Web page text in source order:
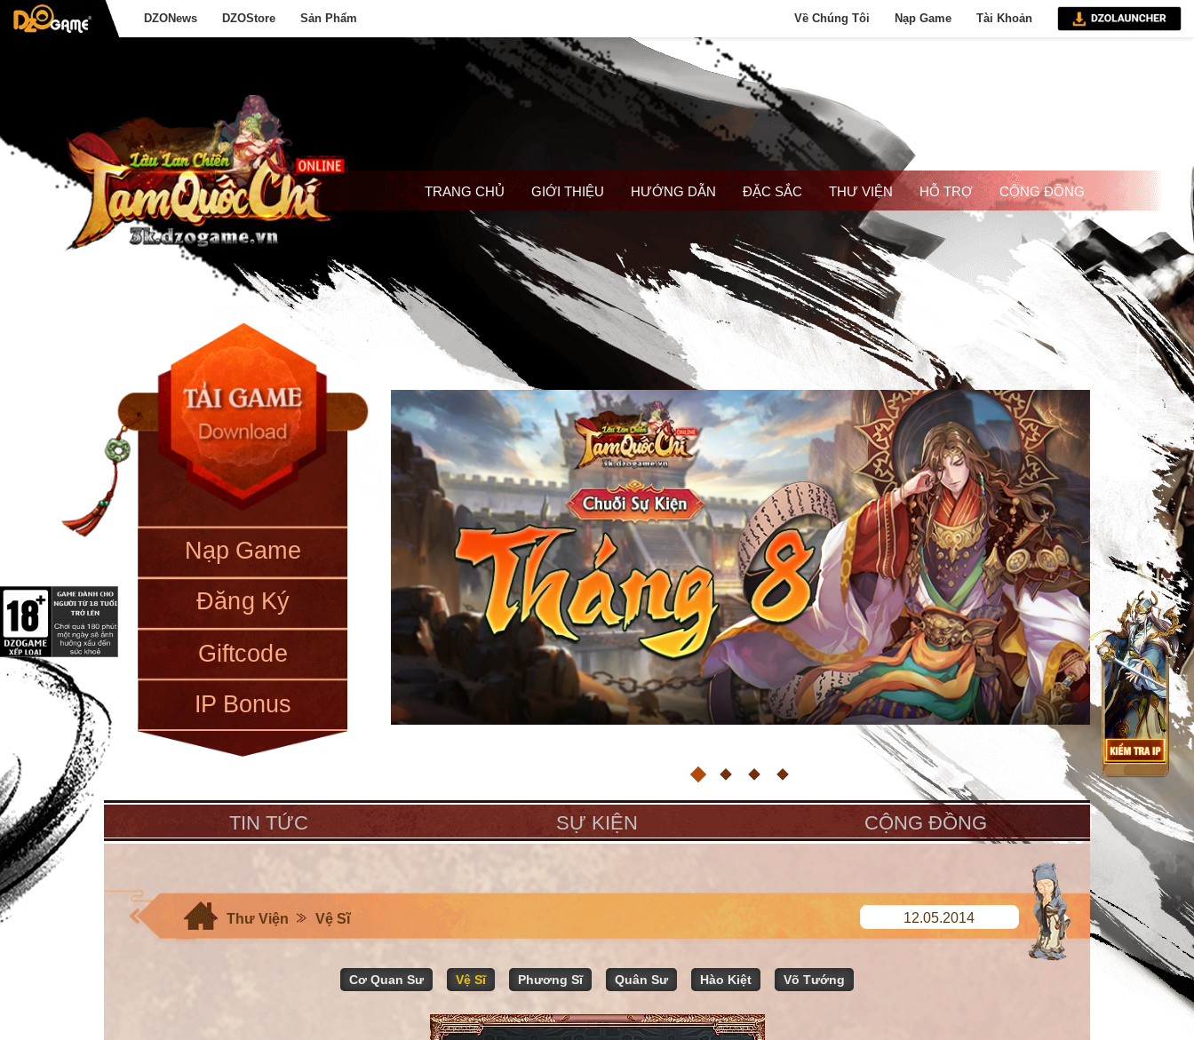
DZONews DZOStore Sản Phẩm Về Chúng Tôi Nạp Game Tài Khoản
TRANG CHỦ GIỚI THIỆU HƯỚNG DẪN ĐẶC SẮC THƯ VIỆN HỖ TRỢ CỘNG ĐỒNG
Nạp Game
Đăng Ký
Giftcode
IP Bonus
TIN TỨC SỰ KIỆN CỘNG ĐỒNG
Thư Viện Vệ Sĩ 12.05.2014
Cơ Quan Sư Vệ Sĩ Phương Sĩ Quân Sư Hào Kiệt Võ Tướng